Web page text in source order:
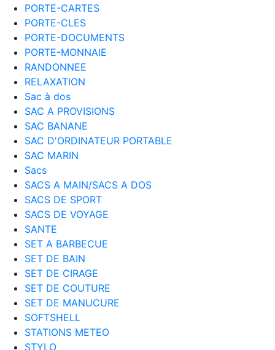
PORTE-CARTES
PORTE-CLES
PORTE-DOCUMENTS
PORTE-MONNAIE
RANDONNEE
RELAXATION
Sac à dos
SAC A PROVISIONS
SAC BANANE
SAC D'ORDINATEUR PORTABLE
SAC MARIN
Sacs
SACS A MAIN/SACS A DOS
SACS DE SPORT
SACS DE VOYAGE
SANTE
SET A BARBECUE
SET DE BAIN
SET DE CIRAGE
SET DE COUTURE
SET DE MANUCURE
SOFTSHELL
STATIONS METEO
STYLO